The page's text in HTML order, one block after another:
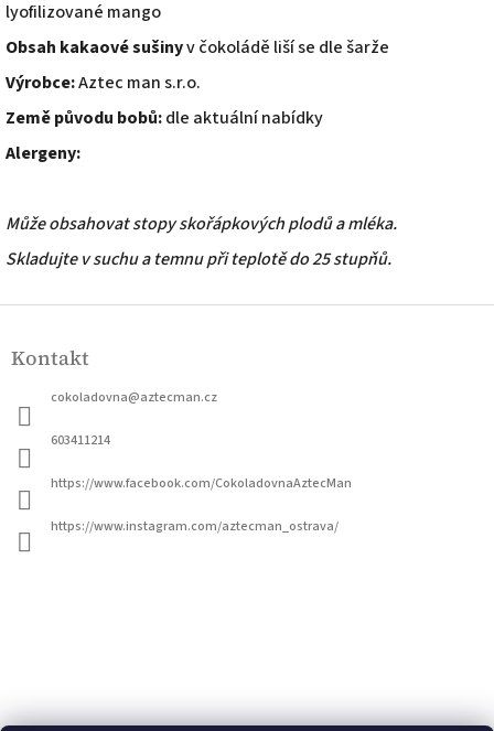
lyofilizované mango
Obsah kakaové sušinyv čokoládě liší se dle šarže
Výrobce:Aztec man s.r.o.
Země původu bobů:dle aktuální nabídky
Alergeny:
Může obsahovat stopy skořápkových plodů a mléka.
Skladujte v suchu a temnu při teplotě do 25 stupňů.
pKontakt
cokoladovna@aztecman.cz
603411214
https://www.facebook.com/CokoladovnaAztecMan
https://www.instagram.com/aztecman_ostrava/